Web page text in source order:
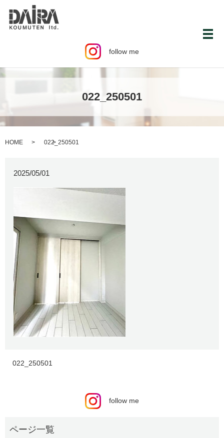
follow me
メ
022_250501
HOME 022_250501
2025/05/01
022_250501
follow me